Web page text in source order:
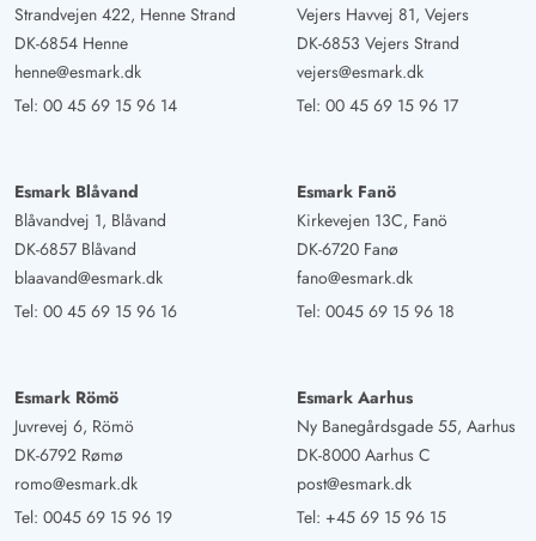
Strandvejen 422, Henne Strand
DK-6854 Henne
henne@esmark.dk
Tel: 00 45 69 15 96 14
Vejers Havvej 81, Vejers
DK-6853 Vejers Strand
vejers@esmark.dk
Tel: 00 45 69 15 96 17
Esmark Blåvand
Blåvandvej 1, Blåvand
DK-6857 Blåvand
blaavand@esmark.dk
Tel: 00 45 69 15 96 16
Esmark Fanö
Kirkevejen 13C, Fanö
DK-6720 Fanø
fano@esmark.dk
Tel: 0045 69 15 96 18
Esmark Römö
Juvrevej 6, Römö
DK-6792 Rømø
romo@esmark.dk
Tel: 0045 69 15 96 19
Esmark Aarhus
Ny Banegårdsgade 55, Aarhus
DK-8000 Aarhus C
post@esmark.dk
Tel: +45 69 15 96 15